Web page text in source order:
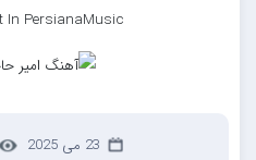
In PersianaMusic
23 می 2025